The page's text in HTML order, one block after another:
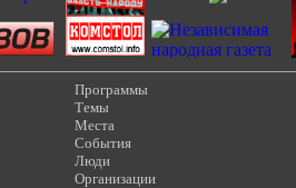
Программы
Темы
Места
События
Люди
Организации